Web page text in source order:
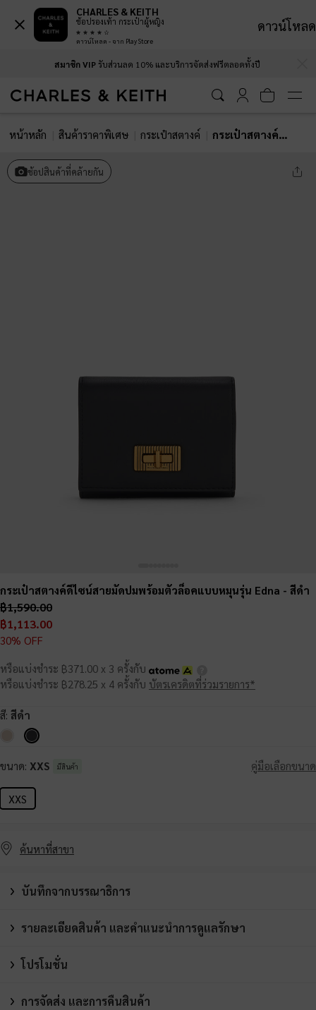
สมาชิก VIPรับส่วนลด 10% และบริการจัดส่งฟรีตลอดทั้งปี
หน้าหลัก สินค้าราคาพิเศษ กระเป๋าสตางค์ กระเป๋าสตางค์ดีไซน์สายมัดปมพร้อมตัวล็อคแบบหมุนรุ่น Edna
ช้อปสินค้าที่คล้ายกัน
กระเป๋าสตางค์ดีไซน์สายมัดปมพร้อมตัวล็อคแบบหมุนรุ่น Edna - สีดำ
฿1,590.00
฿1,113.00
30% OFF
หรือแบ่งชำระ ฿371.00 x 3 ครั้งกับ
หรือแบ่งชำระ ฿278.25 x 4 ครั้งกับ บัตรเครดิตที่ร่วมรายการ*
สี: สีดำ
ขนาด: XXS มีสินค้า คู่มือเลือกขนาด
XXS
ค้นหาที่สาขา
บันทึกจากบรรณาธิการ
รายละเอียดสินค้า และคำแนะนำการดูแลรักษา
โปรโมชั่น
การจัดส่ง และการคืนสินค้า
CHARLES & KEITH
ช้อปรองเท้า กระเป๋าผู้หญิง
ดาวน์โหลด - จาก Play Store
ดาวน์โหลด